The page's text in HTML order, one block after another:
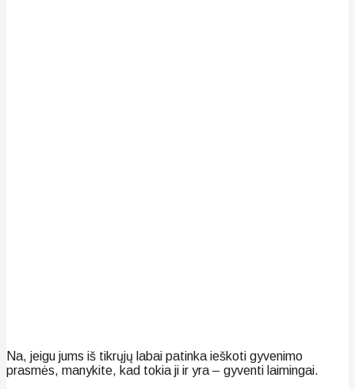
Na, jeigu jums iš tikrųjų labai patinka ieškoti gyvenimo
prasmės, manykite, kad tokia ji ir yra – gyventi laimingai.